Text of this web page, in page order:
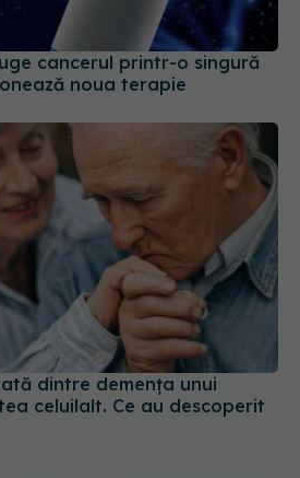
cancerul printr-o singură
noua terapie
dintre demența unui
celuilalt. Ce au descoperit